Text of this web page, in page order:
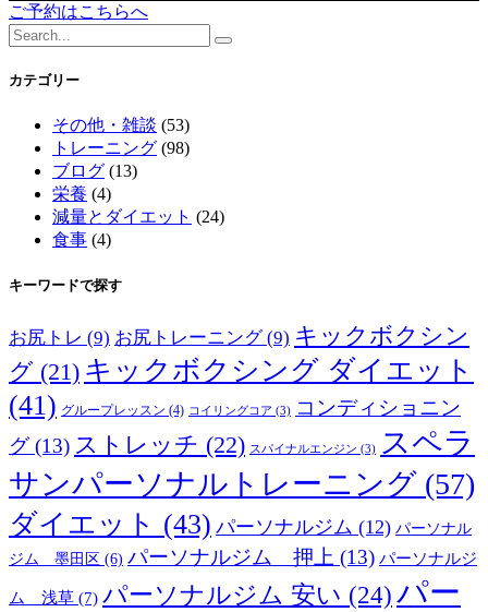
ご予約はこちらへ
Search
for:
カテゴリー
その他・雑談 (53)
トレーニング (98)
ブログ (13)
栄養 (4)
減量とダイエット (24)
食事 (4)
キーワードで探す
お尻トレ (9) お尻トレーニング(9) キックボクシン
グ (21) キックボクシング ダイエット
(41) グループレッスン (4) コイリングコア (3)
コンディショニン
グ(13) ストレッチ (22) スパイナルエンジン (3) スペラ
サンパーソナルトレーニング (57)
ダイエット (43) パーソナルジム (12) パーソナル
ジム 墨田区 (6) パーソナルジム 押上 (13) パーソナルジ
ム 浅草 (7) パーソナルジム 安い (24) パー